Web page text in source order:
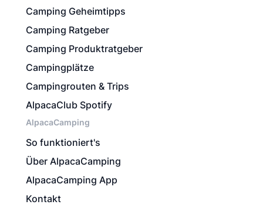
Camping Geheimtipps
Camping Ratgeber
Camping Produktratgeber
Campingplätze
Campingrouten & Trips
AlpacaClub Spotify
AlpacaCamping
So funktioniert's
Über AlpacaCamping
AlpacaCamping App
Kontakt